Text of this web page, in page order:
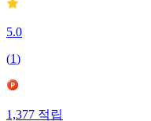
5.0
(1)